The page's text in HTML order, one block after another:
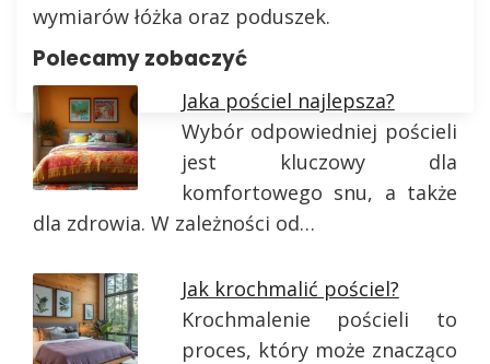
wymiarów łóżka oraz poduszek.
Polecamy zobaczyć
Jaka pościel najlepsza?
Wybór odpowiedniej pościeli
jest kluczowy dla
komfortowego snu, a także
dla zdrowia. W zależności od…
Jak krochmalić pościel?
Krochmalenie pościeli to
proces, który może znacząco